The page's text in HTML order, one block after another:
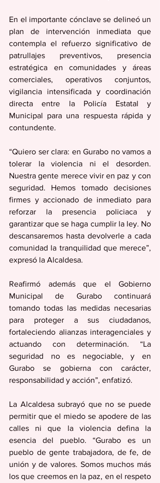
En el importante cónclave se delineó un
plan de intervención inmediata que
contempla el refuerzo significativo de
patrullajes preventivos, presencia
estratégica en comunidades y áreas
comerciales, operativos conjuntos,
vigilancia intensificada y coordinación
directa entre la Policía Estatal y
Municipal para una respuesta rápida y
contundente.
“Quiero ser clara: en Gurabo no vamos a
tolerar la violencia ni el desorden.
Nuestra gente merece vivir en paz y con
seguridad. Hemos tomado decisiones
firmes y accionado de inmediato para
reforzar la presencia policiaca y
garantizar que se haga cumplir la ley. No
descansaremos hasta devolverle a cada
comunidad la tranquilidad que merece”,
expresó la Alcaldesa.
Reafirmó además que el Gobierno
Municipal de Gurabo continuará
tomando todas las medidas necesarias
para proteger a sus ciudadanos,
fortaleciendo alianzas interagenciales y
actuando con determinación. “La
seguridad no es negociable, y en
Gurabo se gobierna con carácter,
responsabilidad y acción”, enfatizó.
La Alcaldesa subrayó que no se puede
permitir que el miedo se apodere de las
calles ni que la violencia defina la
esencia del pueblo. “Gurabo es un
pueblo de gente trabajadora, de fe, de
unión y de valores. Somos muchos más
los que creemos en la paz, en el respeto